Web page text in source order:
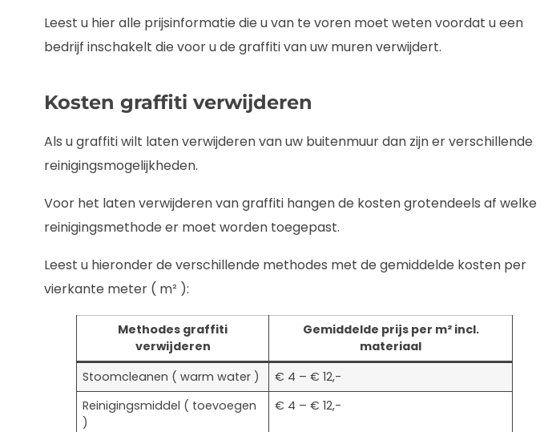
Leest u hier alle prijsinformatie die u van te voren moet weten voordat u een
bedrijf inschakelt die voor u de graffiti van uw muren verwijdert.
Kosten graffiti verwijderen
Als u graffiti wilt laten verwijderen van uw buitenmuur dan zijn er verschillende
reinigingsmogelijkheden.
Voor het laten verwijderen van graffiti hangen de kosten grotendeels af welke
reinigingsmethode er moet worden toegepast.
Leest u hieronder de verschillende methodes met de gemiddelde kosten per
vierkante meter ( m² ):
Methodes graffiti
verwijderen
Gemiddelde prijs per m² incl.
materiaal
Stoomcleanen ( warm water )
€ 4 – € 12,-
Reinigingsmiddel ( toevoegen
)
€ 4 – € 12,-